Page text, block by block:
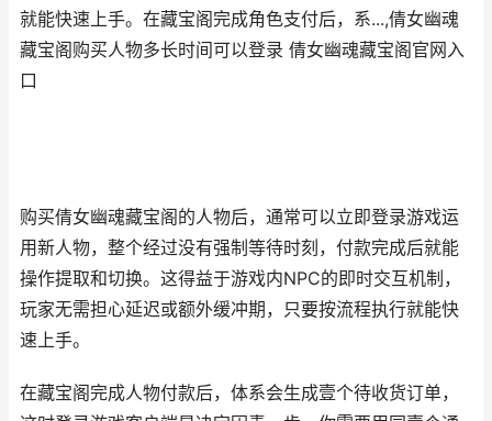
就能快速上手。在藏宝阁完成角色支付后，系...,倩女幽魂
藏宝阁购买人物多长时间可以登录 倩女幽魂藏宝阁官网入
口
购买倩女幽魂藏宝阁的人物后，通常可以立即登录游戏运
用新人物，整个经过没有强制等待时刻，付款完成后就能
操作提取和切换。这得益于游戏内NPC的即时交互机制，
玩家无需担心延迟或额外缓冲期，只要按流程执行就能快
速上手。
在藏宝阁完成人物付款后，体系会生成壹个待收货订单，